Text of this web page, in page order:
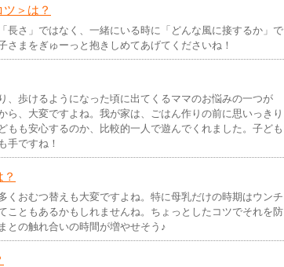
＞は？
長さ」ではなく、一緒にいる時に「どんな風に接するか」で
まをぎゅーっと抱きしめてあげてくださいね！
、歩けるようになった頃に出てくるママのお悩みの一つが
ら、大変ですよね。我が家は、ごはん作りの前に思いっきり
もも安心するのか、比較的一人で遊んでくれました。子ども
手ですね！
くおむつ替えも大変ですよね。特に母乳だけの時期はウンチ
こともあるかもしれませんね。ちょっとしたコツでそれを防
との触れ合いの時間が増やせそう♪